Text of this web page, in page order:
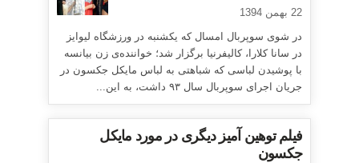
22 بهمن 1394
در شوی سوپربال امسال که یکشنبه در ورزشگاه لیوایز
در سانا کلارا، کالیفرنیا برگزار شد؛ خواننده‌ی زن بیانسه
با پوشیدن لباسی که شباهتی به لباس مایکل جکسون در
جریان اجرای سوپربال سال ۹۳ داشت، به این...
فیلم توهین آمیز دیگری در مورد مایکل
جکسون